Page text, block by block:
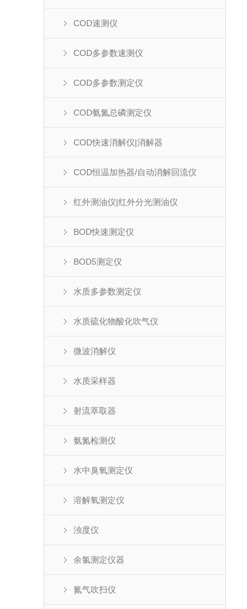
COD速测仪
COD多参数速测仪
COD多参数测定仪
COD氨氮总磷测定仪
COD快速消解仪|消解器
COD恒温加热器/自动消解回流仪
红外测油仪|红外分光测油仪
BOD快速测定仪
BOD5测定仪
水质多参数测定仪
水质硫化物酸化吹气仪
微波消解仪
水质采样器
射流萃取器
氨氮检测仪
水中臭氧测定仪
溶解氧测定仪
浊度仪
余氯测定仪器
氮气吹扫仪